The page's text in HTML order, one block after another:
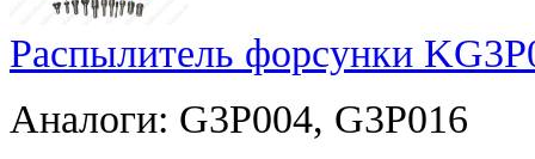
Распылитель форсунки
Аналоги: G3P004, G3P016